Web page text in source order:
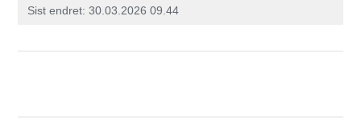
Sist endret 30.03.2026 09.44